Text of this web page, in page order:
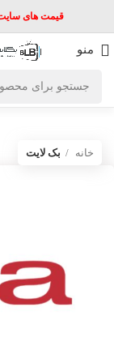
قیمت های سایت
منو
خانه بک لایت